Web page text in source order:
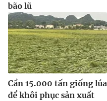
bão lũ
Cần 15.000 tấn giống lúa
để khôi phục sản xuất